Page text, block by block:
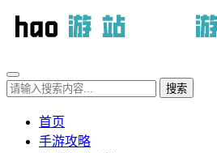
首页
手游攻略